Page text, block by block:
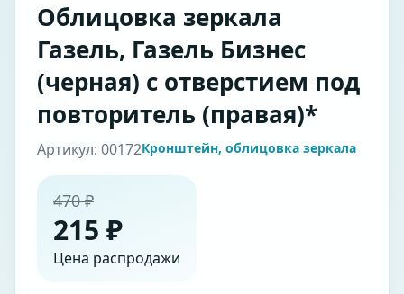
Облицовка зеркала
Газель, Газель Бизнес
(черная) с отверстием под
повторитель (правая)*
Артикул: 00172Кронштейн, облицовка зеркала
470 ₽
215 ₽
Цена распродажи